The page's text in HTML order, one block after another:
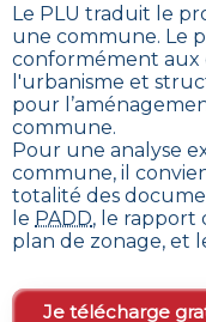
Le PLU traduit le
une commune. Le
conformément aux
l'urbanisme et
pour
commune.
Pour une analyse
commune, il
totalité des
le PADD, le rapport
plan de zonage, et
Je télécharge